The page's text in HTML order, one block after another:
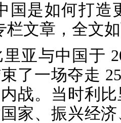
国是如何打造
栏文章，全文
里亚与中国于
了一场夺走
战。当时利
国家、 振兴经